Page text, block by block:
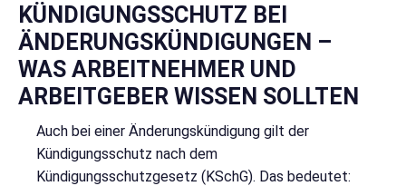
KÜNDIGUNGSSCHUTZ BEI
ÄNDERUNGSKÜNDIGUNGEN –
WAS ARBEITNEHMER UND
ARBEITGEBER WISSEN SOLLTEN
Auch bei einer Änderungskündigung gilt der
Kündigungsschutz nach dem
Kündigungsschutzgesetz (KSchG). Das bedeutet: